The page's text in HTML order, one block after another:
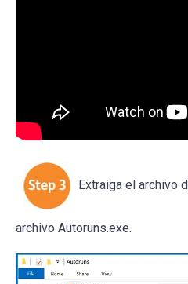
Extraiga el archivo
archivo Autoruns.exe.